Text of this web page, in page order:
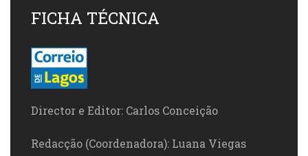
FICHA TÉCNICA
Director e Editor: Carlos Conceição
Redacção (Coordenadora): Luana Viegas